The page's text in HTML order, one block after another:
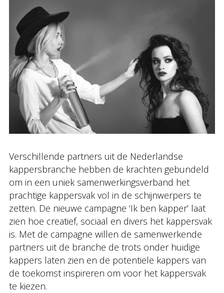
Verschillende partners uit de Nederlandse
kappersbranche hebben de krachten gebundeld
om in een uniek samenwerkingsverband het
prachtige kappersvak vol in de schijnwerpers te
zetten. De nieuwe campagne ‘Ik ben kapper’ laat
zien hoe creatief, sociaal en divers het kappersvak
is. Met de campagne willen de samenwerkende
partners uit de branche de trots onder huidige
kappers laten zien en de potentiële kappers van
de toekomst inspireren om voor het kappersvak
te kiezen.